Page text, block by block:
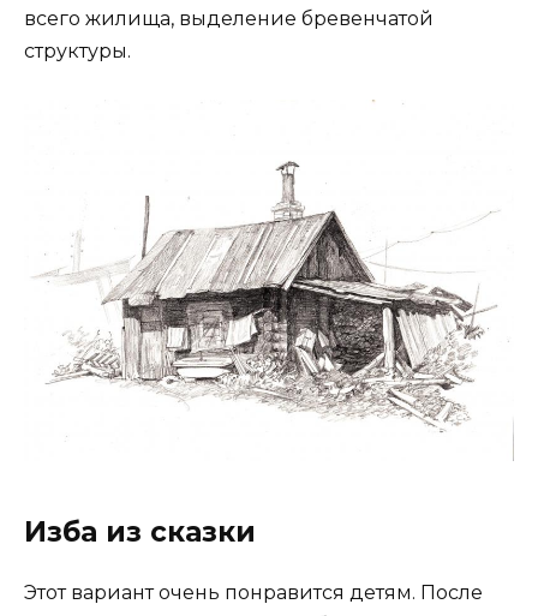
всего жилища, выделение бревенчатой
структуры.
Изба из сказки
Этот вариант очень понравится детям. После